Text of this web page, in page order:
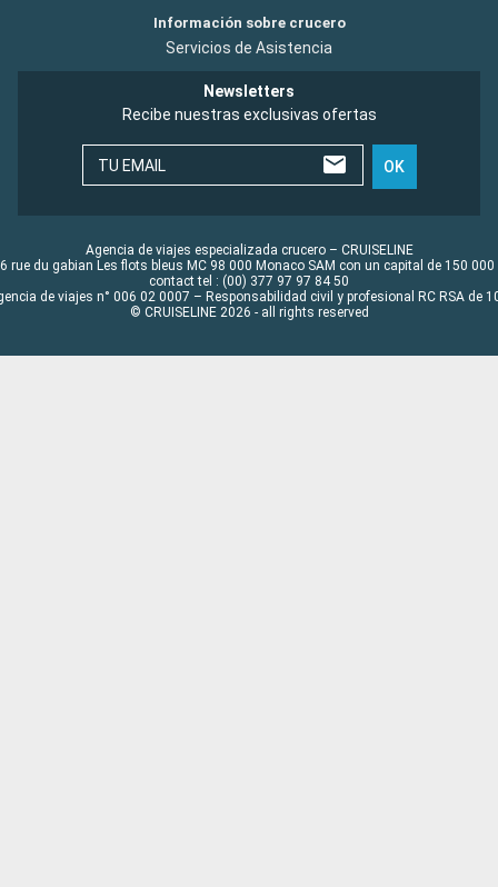
Información sobre crucero
Servicios de Asistencia
Newsletters
Recibe nuestras exclusivas ofertas
TU EMAIL OK
Agencia de viajes especializada crucero – CRUISELINE
rue du gabian Les flots bleus MC 98 000 Monaco SAM con un capital de 150 000
contact tel : (00) 377 97 97 84 50
de viajes n° 006 02 0007 – Responsabilidad civil y profesional RC RSA de
© CRUISELINE 2026 - all rights reserved